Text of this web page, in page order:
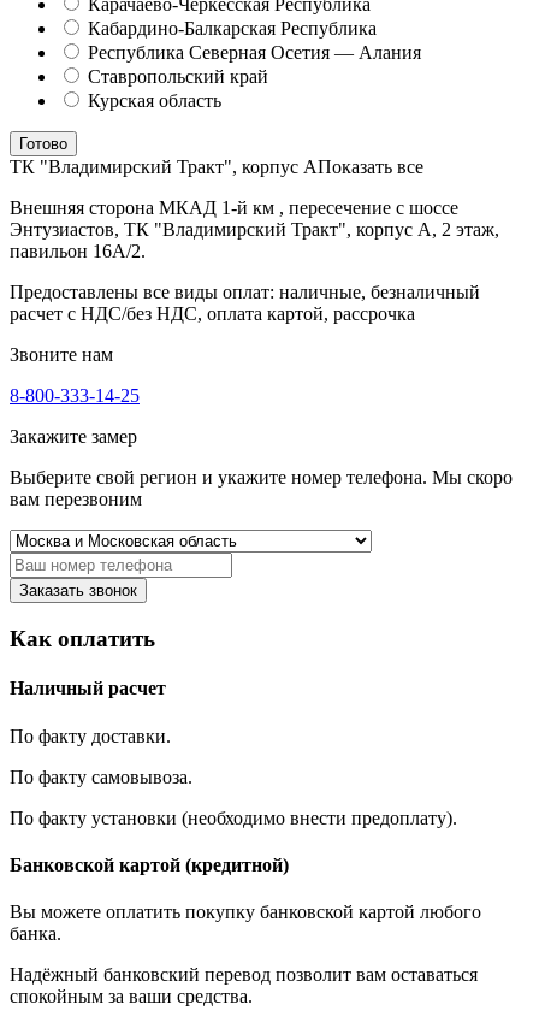
Карачаево-Черкесская Республика
Кабардино-Балкарская Республика
Республика Северная Осетия — Алания
Ставропольский край
Курская область
Готово
ТК "Владимирский Тракт", корпус АПоказать все
Внешняя сторона МКАД 1-й км , пересечение с шоссе
Энтузиастов, ТК "Владимирский Тракт", корпус А, 2 этаж,
павильон 16А/2.
Предоставлены все виды оплат: наличные, безналичный
расчет с НДС/без НДС, оплата картой, рассрочка
Звоните нам
8-800-333-14-25
Закажите замер
Выберите свой регион и укажите номер телефона. Мы скоро
вам перезвоним
Заказать звонок
Как оплатить
Наличный расчет
По факту доставки.
По факту самовывоза.
По факту установки (необходимо внести предоплату).
Банковской картой (кредитной)
Вы можете оплатить покупку банковской картой любого
банка.
Надёжный банковский перевод позволит вам оставаться
спокойным за ваши средства.